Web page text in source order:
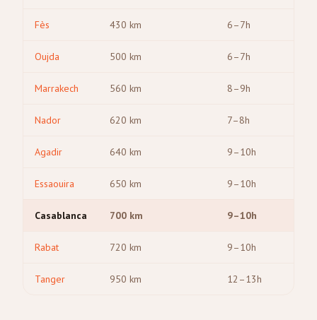
Fès 430 km 6–7h
Oujda 500 km 6–7h
Marrakech 560 km 8–9h
Nador 620 km 7–8h
Agadir 640 km 9–10h
Essaouira 650 km 9–10h
Casablanca 700 km 9–10h
Rabat 720 km 9–10h
Tanger 950 km 12–13h